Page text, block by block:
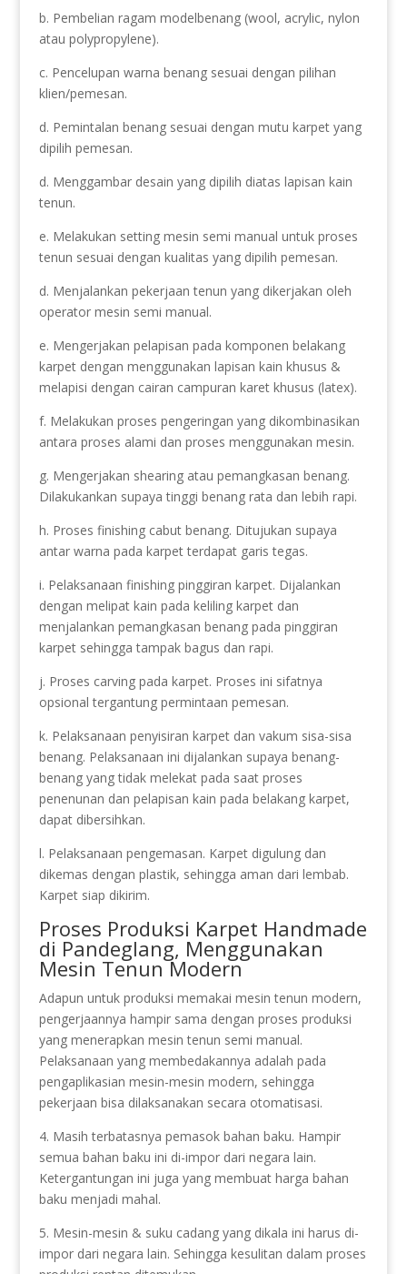
b. Pembelian ragam modelbenang (wool, acrylic, nylon
atau polypropylene).
c. Pencelupan warna benang sesuai dengan pilihan
klien/pemesan.
d. Pemintalan benang sesuai dengan mutu karpet yang
dipilih pemesan.
d. Menggambar desain yang dipilih diatas lapisan kain
tenun.
e. Melakukan setting mesin semi manual untuk proses
tenun sesuai dengan kualitas yang dipilih pemesan.
d. Menjalankan pekerjaan tenun yang dikerjakan oleh
operator mesin semi manual.
e. Mengerjakan pelapisan pada komponen belakang
karpet dengan menggunakan lapisan kain khusus &
melapisi dengan cairan campuran karet khusus (latex).
f. Melakukan proses pengeringan yang dikombinasikan
antara proses alami dan proses menggunakan mesin.
g. Mengerjakan shearing atau pemangkasan benang.
Dilakukankan supaya tinggi benang rata dan lebih rapi.
h. Proses finishing cabut benang. Ditujukan supaya
antar warna pada karpet terdapat garis tegas.
i. Pelaksanaan finishing pinggiran karpet. Dijalankan
dengan melipat kain pada keliling karpet dan
menjalankan pemangkasan benang pada pinggiran
karpet sehingga tampak bagus dan rapi.
j. Proses carving pada karpet. Proses ini sifatnya
opsional tergantung permintaan pemesan.
k. Pelaksanaan penyisiran karpet dan vakum sisa-sisa
benang. Pelaksanaan ini dijalankan supaya benang-
benang yang tidak melekat pada saat proses
penenunan dan pelapisan kain pada belakang karpet,
dapat dibersihkan.
l. Pelaksanaan pengemasan. Karpet digulung dan
dikemas dengan plastik, sehingga aman dari lembab.
Karpet siap dikirim.
Proses Produksi Karpet Handmade
di Pandeglang, Menggunakan
Mesin Tenun Modern
Adapun untuk produksi memakai mesin tenun modern,
pengerjaannya hampir sama dengan proses produksi
yang menerapkan mesin tenun semi manual.
Pelaksanaan yang membedakannya adalah pada
pengaplikasian mesin-mesin modern, sehingga
pekerjaan bisa dilaksanakan secara otomatisasi.
4. Masih terbatasnya pemasok bahan baku. Hampir
semua bahan baku ini di-impor dari negara lain.
Ketergantungan ini juga yang membuat harga bahan
baku menjadi mahal.
5. Mesin-mesin & suku cadang yang dikala ini harus di-
impor dari negara lain. Sehingga kesulitan dalam proses